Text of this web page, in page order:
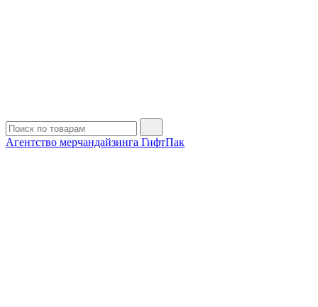
Агентство мерчандайзинга ГифтПак